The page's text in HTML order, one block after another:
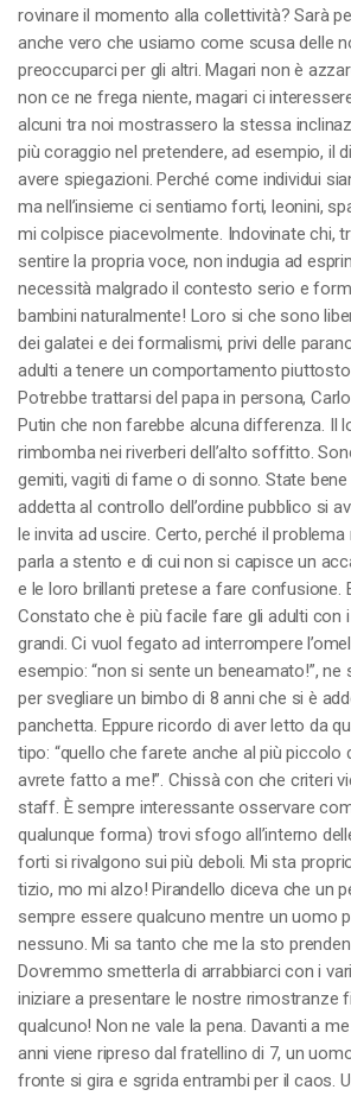
rovinare il momento alla collettività? Sarà
anche vero che usiamo come scusa delle
preoccuparci per gli altri. Magari non è
non ce ne frega niente, magari ci
alcuni tra noi mostrassero la stessa
più coraggio nel pretendere, ad esempio, il
avere spiegazioni. Perché come individui
ma nell’insieme ci sentiamo forti, leonini,
mi colpisce piacevolmente. Indovinate chi,
sentire la propria voce, non indugia ad
necessità malgrado il contesto serio e
bambini naturalmente! Loro si che sono
dei galatei e dei formalismi, privi delle
adulti a tenere un comportamento
Potrebbe trattarsi del papa in persona,
Putin che non farebbe alcuna differenza. Il
rimbomba nei riverberi dell’alto soffitto.
gemiti, vagiti di fame o di sonno. State
addetta al controllo dell’ordine pubblico si
le invita ad uscire. Certo, perché il
parla a stento e di cui non si capisce un
e le loro brillanti pretese a fare confusione.
Constato che è più facile fare gli adulti con
grandi. Ci vuol fegato ad interrompere
esempio: “non si sente un beneamato!”, ne
per svegliare un bimbo di 8 anni che si è
panchetta. Eppure ricordo di aver letto da
tipo: “quello che farete anche al più piccolo
avrete fatto a me!”. Chissà con che criteri
staff. È sempre interessante osservare
qualunque forma) trovi sfogo all’interno
forti si rivalgono sui più deboli. Mi sta
tizio, mo mi alzo! Pirandello diceva che un
sempre essere qualcuno mentre un uomo
nessuno. Mi sa tanto che me la sto
Dovremmo smetterla di arrabbiarci con i
iniziare a presentare le nostre rimostranze
qualcuno! Non ne vale la pena. Davanti a
anni viene ripreso dal fratellino di 7, un
fronte si gira e sgrida entrambi per il caos.